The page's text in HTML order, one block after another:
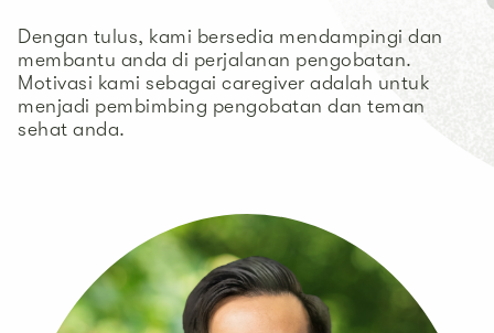
Dengan tulus, kami bersedia mendampingi dan
membantu anda di perjalanan pengobatan.
Motivasi kami sebagai caregiver adalah untuk
menjadi pembimbing pengobatan dan teman
sehat anda.